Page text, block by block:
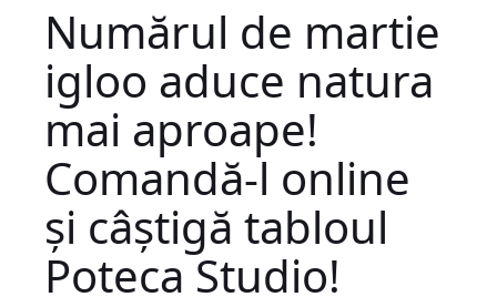
Numărul de martie
igloo aduce natura
mai aproape!
Comandă-l online
și câștigă tabloul
Poteca Studio!